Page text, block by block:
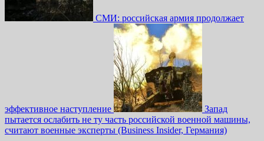
СМИ: российская армия продолжает
эффективное наступление
Запад
пытается ослабить не ту часть российской военной машины,
считают военные эксперты (Business Insider, Германия)